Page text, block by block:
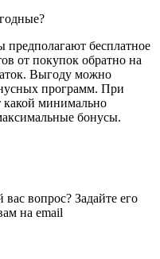
бесплатное
от покупок обратно на
Выгоду можно
программ. При
какой минимально
бонусы.
вопрос? Задайте его
на email